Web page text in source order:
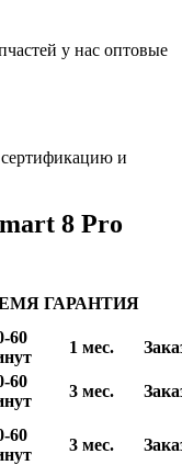
у нас оптовые
и
8 Pro
ГАРАНТИЯ
60
1 мес.
60
3 мес.
60
3 мес.